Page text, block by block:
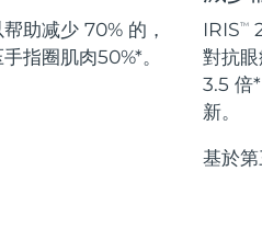
助减少 70% 的，
指圈肌肉50%*。
IRISTM
對抗
3.5 倍
新。
基於
2 go
IPL hair removal
serum
serum
2
device
Blemish Solution
eye massager
.
護發
hair
massager
預計送達日期 8/11/26
8/12/26
8/9/26